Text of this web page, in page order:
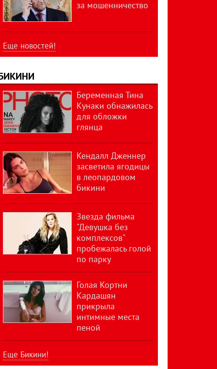
за мошенничество
Еще новостей!
Беременная Тина
Кунаки обнажилась
для обложки
глянца
Кендалл Дженнер
засветила ягодицы
в леопардовом
бикини
Звезда фильма
"Девушка без
комплексов"
пробежалась голой
по парку
Голая Кортни
Кардашян
прикрыла
интимные места
пеной
Еще Бикини!